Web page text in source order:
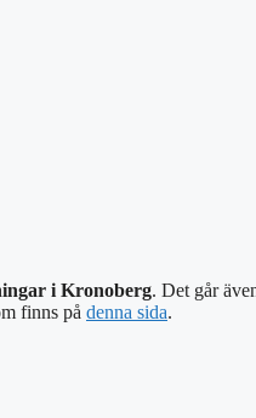
i Kronoberg. Det går
finns på denna sida.